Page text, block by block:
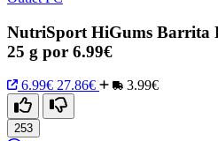
NutriSport HiGums Barrita
25 g por 6.99€
6.99€ 27.86€ 3.99€
253